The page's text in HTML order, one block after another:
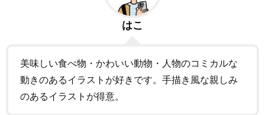
はこ
美味しい食べ物・かわいい動物・人物のコミカルな
動きのあるイラストが好きです。手描き風な親しみ
のあるイラストが得意。